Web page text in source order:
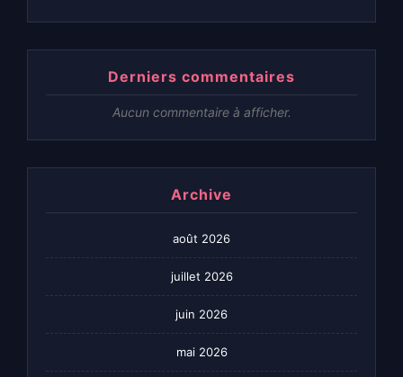
Derniers commentaires
Aucun commentaire à afficher.
Archive
août 2026
juillet 2026
juin 2026
mai 2026